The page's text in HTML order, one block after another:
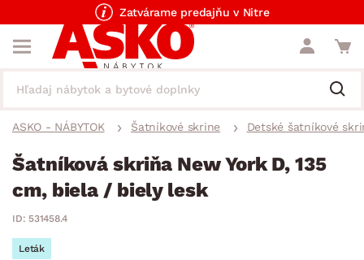
Zatvárame predajňu v Nitre
ASKO - NÁBYTOK Šatníkové skrine Detské šatníkové
Šatníková skriňa New York D, 135
cm, biela / biely lesk
ID: 531458.4
Leták